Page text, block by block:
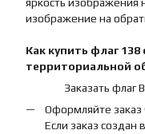
изображение на
Как купить флаг 138
территориальной
Заказать
Оформляйте заказ
Если заказ